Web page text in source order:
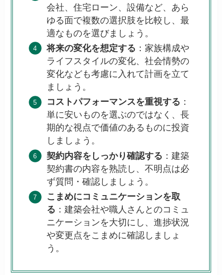
会社、住宅ローン、設備など、あら
ゆる面で複数の選択肢を比較し、最
適なものを選びましょう。
将来の変化を想定する ：家族構成や
ライフスタイルの変化、社会情勢の
変化なども考慮に入れて計画を立て
ましょう。
コストパフォーマンスを重視する ：
単に安いものを選ぶのではなく、長
期的な視点で価値のあるものに投資
しましょう。
契約内容をしっかり確認する ：建築
契約書の内容を熟読し、不明点は必
ず質問・確認しましょう。
こまめにコミュニケーションを取
る ：建築会社や職人さんとのコミュ
ニケーションを大切にし、進捗状況
や変更点をこまめに確認しましょ
う。